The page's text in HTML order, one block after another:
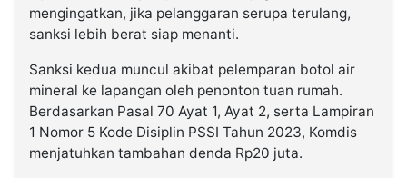
mengingatkan, jika pelanggaran serupa terulang,
sanksi lebih berat siap menanti.
Sanksi kedua muncul akibat pelemparan botol air
mineral ke lapangan oleh penonton tuan rumah.
Berdasarkan Pasal 70 Ayat 1, Ayat 2, serta Lampiran
1 Nomor 5 Kode Disiplin PSSI Tahun 2023, Komdis
menjatuhkan tambahan denda Rp20 juta.